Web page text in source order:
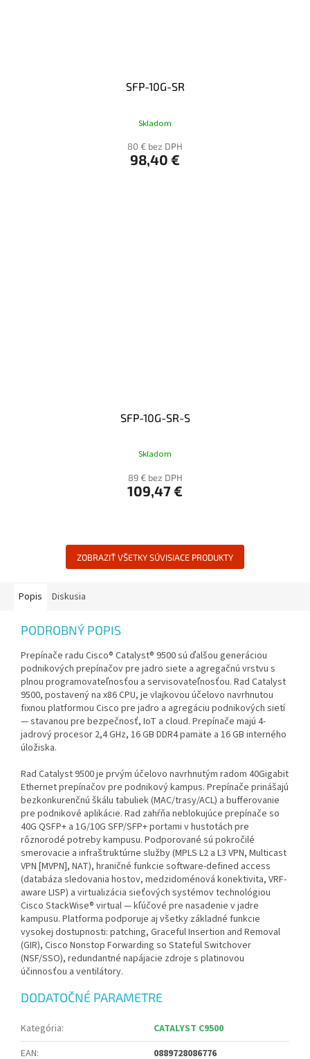
SFP-10G-SR
Skladom
80 € bez DPH
98,40 €
SFP-10G-SR-S
Skladom
89 € bez DPH
109,47 €
ZOBRAZIŤ VŠETKY SÚVISIACE PRODUKTY
Popis Diskusia
PODROBNÝ POPIS
Prepínače radu Cisco® Catalyst® 9500 sú ďalšou generáciou
podnikových prepínačov pre jadro siete a agregačnú vrstvu s
plnou programovateľnosťou a servisovateľnosťou. Rad Catalyst
9500, postavený na x86 CPU, je vlajkovou účelovo navrhnutou
fixnou platformou Cisco pre jadro a agregáciu podnikových sietí
— stavanou pre bezpečnosť, IoT a cloud. Prepínače majú 4-
jadrový procesor 2,4 GHz, 16 GB DDR4 pamäte a 16 GB interného
úložiska.
Rad Catalyst 9500 je prvým účelovo navrhnutým radom 40Gigabit
Ethernet prepínačov pre podnikový kampus. Prepínače prinášajú
bezkonkurenčnú škálu tabuliek (MAC/trasy/ACL) a bufferovanie
pre podnikové aplikácie. Rad zahŕňa neblokujúce prepínače so
40G QSFP+ a 1G/10G SFP/SFP+ portami v hustotách pre
rôznorodé potreby kampusu. Podporované sú pokročilé
smerovacie a infraštruktúrne služby (MPLS L2 a L3 VPN, Multicast
VPN [MVPN], NAT), hraničné funkcie software-defined access
(databáza sledovania hostov, medzidoménová konektivita, VRF-
aware LISP) a virtualizácia sieťových systémov technológiou
Cisco StackWise® virtual — kľúčové pre nasadenie v jadre
kampusu. Platforma podporuje aj všetky základné funkcie
vysokej dostupnosti: patching, Graceful Insertion and Removal
(GIR), Cisco Nonstop Forwarding so Stateful Switchover
(NSF/SSO), redundantné napájacie zdroje s platinovou
účinnosťou a ventilátory.
DODATOČNÉ PARAMETRE
Kategória:
CATALYST C9500
EAN: 0889728086776